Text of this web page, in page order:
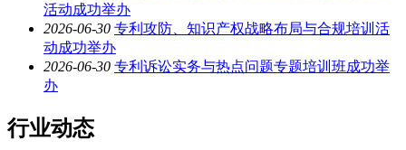
活动成功举办
2026-06-30 专利攻防、知识产权战略布局与合规培训活
动成功举办
2026-06-30 专利诉讼实务与热点问题专题培训班成功举
办
行业动态